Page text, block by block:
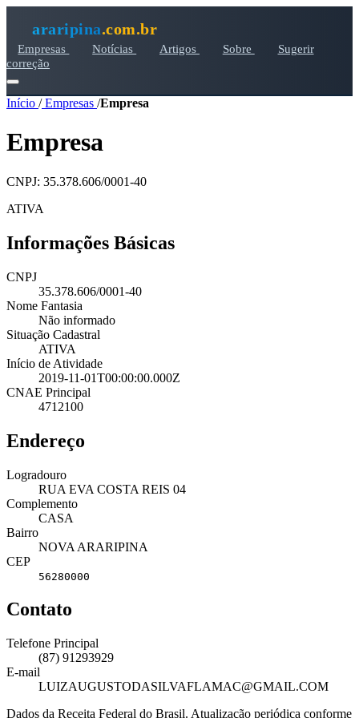
araripina.com.br
Empresas Notícias Artigos Sobre
Sugerir
correção
Início /Empresas /Empresa
Empresa
CNPJ: 35.378.606/0001-40
ATIVA
Informações Básicas
CNPJ
35.378.606/0001-40
Nome Fantasia
Não informado
Situação Cadastral
ATIVA
Início de Atividade
2019-11-01T00:00:00.000Z
CNAE Principal
4712100
Endereço
Logradouro
RUA EVA COSTA REIS 04
Complemento
CASA
Bairro
NOVA ARARIPINA
CEP
56280000
Contato
Telefone Principal
(87) 91293929
E-mail
LUIZAUGUSTODASILVAFLAMAC@GMAIL.COM
Dados da Receita Federal do Brasil. Atualização periódica conforme